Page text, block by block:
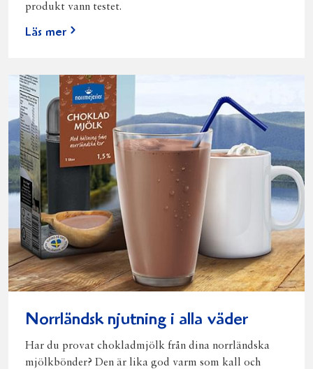
produkt vann testet.
Läs mer
Norrländsk njutning i alla väder
Har du provat chokladmjölk från dina norrländska
mjölkbönder? Den är lika god varm som kall och